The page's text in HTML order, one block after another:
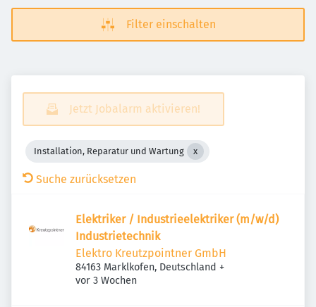
Filter einschalten
Jetzt Jobalarm aktivieren!
Installation, Reparatur und Wartung
Suche zurücksetzen
Elektriker / Industrieelektriker (m/w/d)
Industrietechnik
Elektro Kreutzpointner GmbH
84163 Marklkofen, Deutschland +
Veröffentlicht
vor 3 Wochen